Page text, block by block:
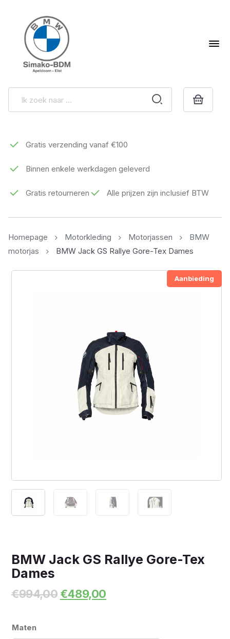
Gratis verzending vanaf €100
Binnen enkele werkdagen geleverd
Gratis retourneren Alle prijzen zijn inclusief BTW
Homepage Motorkleding Motorjassen
BMW
motorjas
BMW Jack GS Rallye Gore-Tex Dames
Aanbieding
BMW Jack GS Rallye Gore-Tex
Dames
€994,00 Oorspronkelijke
prijs
€489,00
prijs
Maten